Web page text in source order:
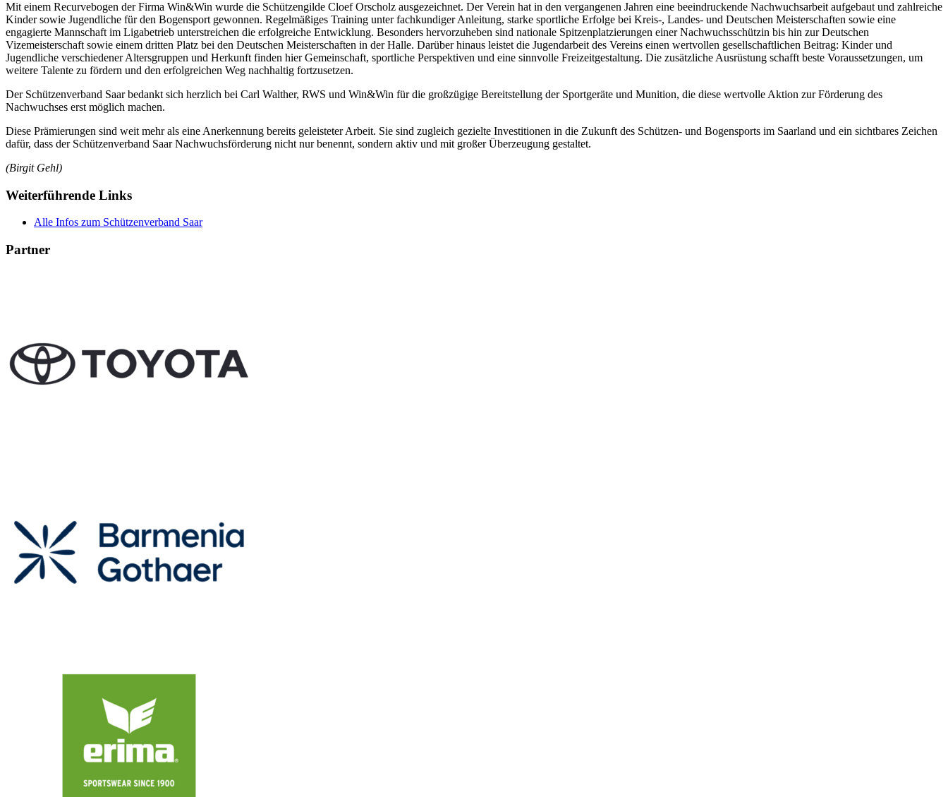
Mit einem Recurvebogen der Firma Win&Win wurde die Schützengilde Cloef Orscholz ausgezeichnet. Der Verein hat in den vergangenen Jahren eine beeindruckende Nachwuchsarbeit aufgebaut und zahlreiche
Kinder sowie Jugendliche für den Bogensport gewonnen. Regelmäßiges Training unter fachkundiger Anleitung, starke sportliche Erfolge bei Kreis-, Landes- und Deutschen Meisterschaften sowie eine
engagierte Mannschaft im Ligabetrieb unterstreichen die erfolgreiche Entwicklung. Besonders hervorzuheben sind nationale Spitzenplatzierungen einer Nachwuchsschützin bis hin zur Deutschen
Vizemeisterschaft sowie einem dritten Platz bei den Deutschen Meisterschaften in der Halle. Darüber hinaus leistet die Jugendarbeit des Vereins einen wertvollen gesellschaftlichen Beitrag: Kinder und
Jugendliche verschiedener Altersgruppen und Herkunft finden hier Gemeinschaft, sportliche Perspektiven und eine sinnvolle Freizeitgestaltung. Die zusätzliche Ausrüstung schafft beste Voraussetzungen, um
weitere Talente zu fördern und den erfolgreichen Weg nachhaltig fortzusetzen.
Der Schützenverband Saar bedankt sich herzlich bei Carl Walther, RWS und Win&Win für die großzügige Bereitstellung der Sportgeräte und Munition, die diese wertvolle Aktion zur Förderung des
Nachwuchses erst möglich machen.
Diese Prämierungen sind weit mehr als eine Anerkennung bereits geleisteter Arbeit. Sie sind zugleich gezielte Investitionen in die Zukunft des Schützen- und Bogensports im Saarland und ein sichtbares Zeichen
dafür, dass der Schützenverband Saar Nachwuchsförderung nicht nur benennt, sondern aktiv und mit großer Überzeugung gestaltet.
(Birgit Gehl)
Weiterführende Links
Alle Infos zum Schützenverband Saar
Partner